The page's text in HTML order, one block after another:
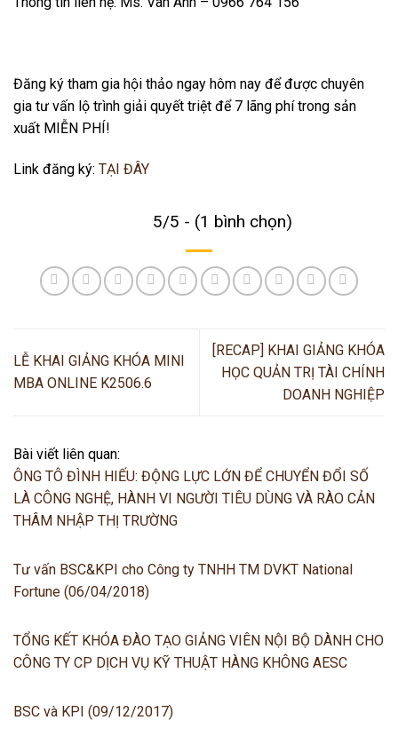
Đăng ký tham gia hội thảo ngay hôm nay để được chuyên
gia tư vấn lộ trình giải quyết triệt để 7 lãng phí trong sản
xuất MIỄN PHÍ!
Link đăng ký: TẠI ĐÂY
5/5 - (1 bình chọn)
LỄ KHAI GIẢNG KHÓA MINI
MBA ONLINE K2506.6
[RECAP] KHAI GIẢNG KHÓA
HỌC QUẢN TRỊ TÀI CHÍNH
DOANH NGHIỆP
Bài viết liên quan:
ÔNG TÔ ĐÌNH HIẾU: ĐỘNG LỰC LỚN ĐỂ CHUYỂN ĐỔI SỐ
LÀ CÔNG NGHỆ, HÀNH VI NGƯỜI TIÊU DÙNG VÀ RÀO CẢN
THÂM NHẬP THỊ TRƯỜNG
Tư vấn BSC&KPI cho Công ty TNHH TM DVKT National
Fortune (06/04/2018)
TỔNG KẾT KHÓA ĐÀO TẠO GIẢNG VIÊN NỘI BỘ DÀNH CHO
CÔNG TY CP DỊCH VỤ KỸ THUẬT HÀNG KHÔNG AESC
BSC và KPI (09/12/2017)